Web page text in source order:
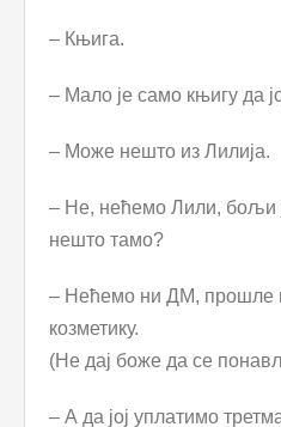
– Књига.
– Мало је само књигу да
– Може нешто из Лилија.
– Не, нећемо Лили, бољи
нешто тамо?
– Нећемо ни ДМ, прошле
козметику.
(Не дај боже да се
– А да јој уплатимо